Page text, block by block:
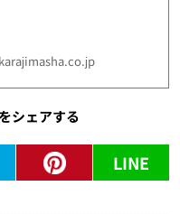
シェアする
LINE